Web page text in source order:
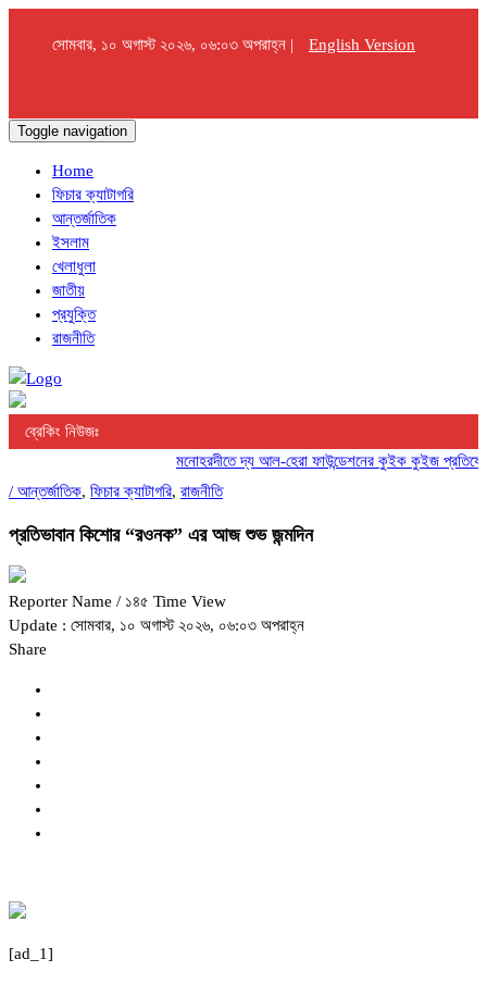
সোমবার, ১০ অগাস্ট ২০২৬, ০৬:০৩ অপরাহ্ন | English Version
Toggle navigation
Home
ফিচার ক্যাটাগরি
আন্তর্জাতিক
ইসলাম
খেলাধুলা
জাতীয়
প্রযুক্তি
রাজনীতি
ব্রেকিং নিউজঃ
মনোহরদীতে দ্য আল-হেরা ফাউন্ডেশনের কুইক কুইজ
/ আন্তর্জাতিক, ফিচার ক্যাটাগরি, রাজনীতি
প্রতিভাবান কিশোর “রওনক” এর আজ শুভ জন্মদিন
Reporter Name / ১৪৫ Time View
Update : সোমবার, ১০ অগাস্ট ২০২৬, ০৬:০৩ অপরাহ্ন
Share
[ad_1]